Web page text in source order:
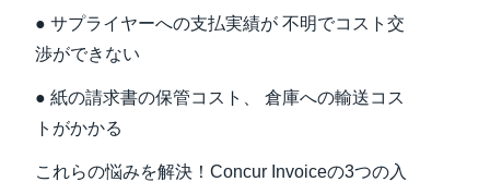
● サプライヤーへの支払実績が 不明でコスト交
渉ができない
● 紙の請求書の保管コスト、 倉庫への輸送コス
トがかかる
これらの悩みを解決！Concur Invoiceの3つの入